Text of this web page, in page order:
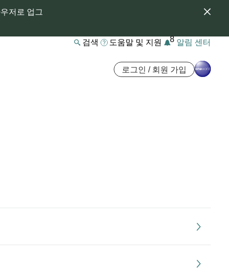
저로 업그
검색 도움말 및 지원 8 알림 센터
로그인 / 회원 가입